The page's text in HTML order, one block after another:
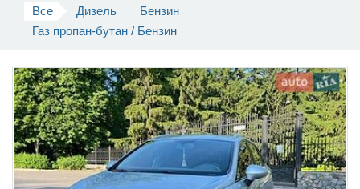
Все Дизель
Бензин
Газ пропан-бутан / Бензин